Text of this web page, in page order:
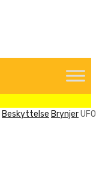
Beskyttelse BrynjerUFO